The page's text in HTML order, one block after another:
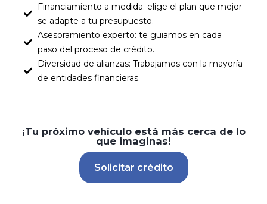
Financiamiento a medida: elige el plan que mejor
se adapte a tu presupuesto.
Asesoramiento experto: te guiamos en cada
paso del proceso de crédito.
Diversidad de alianzas: Trabajamos con la mayoría
de entidades financieras.
¡Tu próximo vehículo está más cerca de lo
que imaginas!
Solicitar crédito